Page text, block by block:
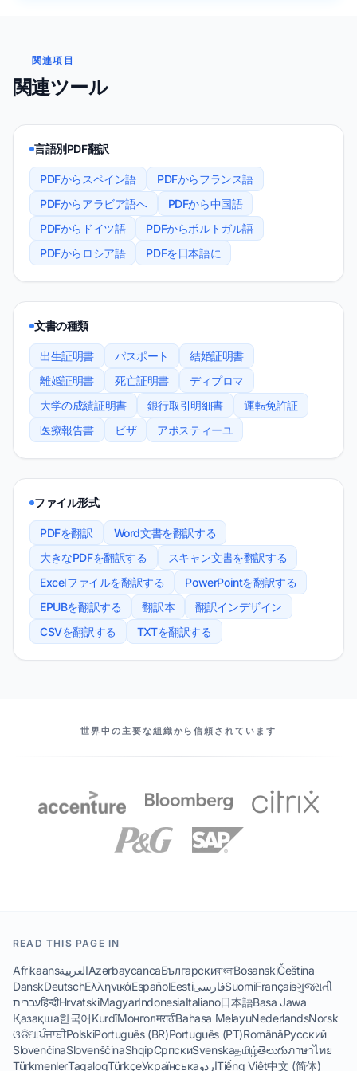
関連項目
関連ツール
言語別PDF翻訳
PDFからスペイン語
PDFからフランス語
PDFからアラビア語へ
PDFから中国語
PDFからドイツ語
PDFからポルトガル語
PDFからロシア語
PDFを日本語に
文書の種類
出生証明書 パスポート
結婚証明書
離婚証明書
死亡証明書
ディプロマ
大学の成績証明書
銀行取引明細書
運転免許証
医療報告書
ビザ アポスティーユ
ファイル形式
PDFを翻訳
Word文書を翻訳する
大きなPDFを翻訳する
スキャン文書を翻訳する
Excelファイルを翻訳する
PowerPointを翻訳する
EPUBを翻訳する
翻訳本
翻訳インデザイン
CSVを翻訳する
TXTを翻訳する
当社のパートナー世界中の主要な組織から信頼されています
READ THIS PAGE IN
AfrikaansالعربيةAzərbaycancaБългарскиবাংলাBosanskiČeština
DanskDeutschΕλληνικάEspañolEestiفارسیSuomiFrançaisગુજરાતી
עבריתहिन्दीHrvatskiMagyarIndonesiaItaliano日本語Basa Jawa
Қазақша한국어KurdîМонголमराठीBahasa MelayuNederlandsNorsk
ଓଡିଆਪੰਜਾਬੀPolskiPortuguês (BR)Português (PT)RomânăРусский
SlovenčinaSlovenščinaShqipСрпскиSvenskaதமிழ்తెలుగుภาษาไทย
TürkmenlerTagalogTürkçeУкраїнськаاردوTiếng Việt中文 (简体)